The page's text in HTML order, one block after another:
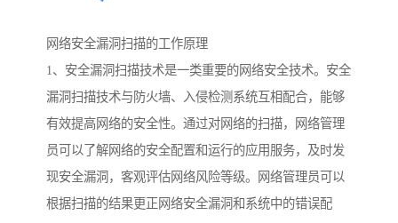
网络安全漏洞扫描的工作原理
1、安全漏洞扫描技术是一类重要的网络安全技术。安全
漏洞扫描技术与防火墙、入侵检测系统互相配合，能够
有效提高网络的安全性。通过对网络的扫描，网络管理
员可以了解网络的安全配置和运行的应用服务，及时发
现安全漏洞，客观评估网络风险等级。网络管理员可以
根据扫描的结果更正网络安全漏洞和系统中的错误配